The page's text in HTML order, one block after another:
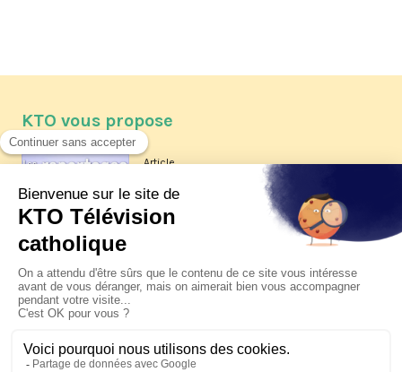
KTO vous propose
Article
Les reportages d'été 2026 de KTO
La visite pastorale du pape Léon
XIV à Assise à suivre sur KTO le
jeudi 6 août
Le pape en Uruguay, Argentine et
Pérou du 6 au 17 novembre 2026